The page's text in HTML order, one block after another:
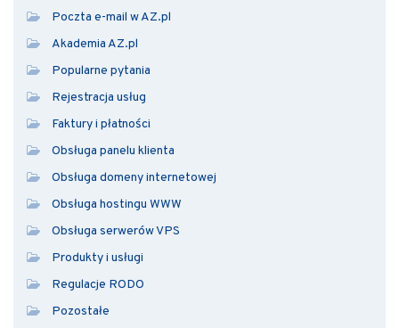
Poczta e-mail w AZ.pl
Akademia AZ.pl
Popularne pytania
Rejestracja usług
Faktury i płatności
Obsługa panelu klienta
Obsługa domeny internetowej
Obsługa hostingu WWW
Obsługa serwerów VPS
Produkty i usługi
Regulacje RODO
Pozostałe